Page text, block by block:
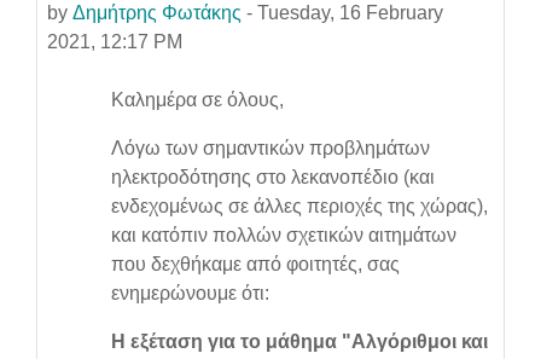
by Δημήτρης Φωτάκης - Tuesday, 16 February
2021, 12:17 PM
Καλημέρα σε όλους,
Λόγω των σημαντικών προβλημάτων
ηλεκτροδότησης στο λεκανοπέδιο (και
ενδεχομένως σε άλλες περιοχές της χώρας),
και κατόπιν πολλών σχετικών αιτημάτων
που δεχθήκαμε από φοιτητές, σας
ενημερώνουμε ότι:
Η εξέταση για το μάθημα "Αλγόριθμοι και